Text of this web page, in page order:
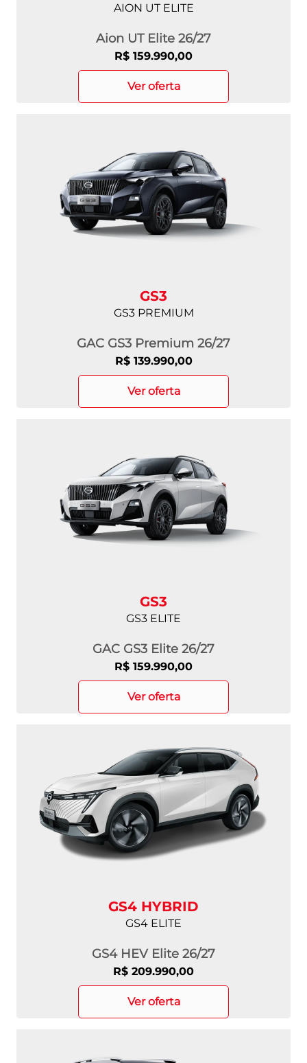
AION UT ELITE
Aion UT Elite 26/27
R$ 159.990,00
ver oferta
GS3
GS3 PREMIUM
GAC GS3 Premium 26/27
R$ 139.990,00
ver oferta
GS3
GS3 ELITE
GAC GS3 Elite 26/27
R$ 159.990,00
ver oferta
GS4 HYBRID
GS4 ELITE
GS4 HEV Elite 26/27
R$ 209.990,00
ver oferta